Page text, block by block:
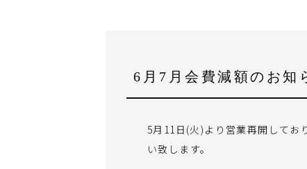
6月7月会費減額のお知
5月11日(火)より営業再開してお
い致します。